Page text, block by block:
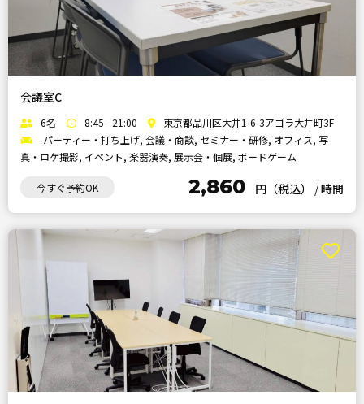
会議室C
6名 8:45 - 21:00
東京都品川区大井1-6-3アゴラ大井町3F
パーティー・打ち上げ, 会議・商談, セミナー・研修, オフィス, 写
真・ロケ撮影, イベント, 楽器演奏, 展示会・個展, ボードゲーム
今すぐ予約OK 2,860 円（税込） /時間